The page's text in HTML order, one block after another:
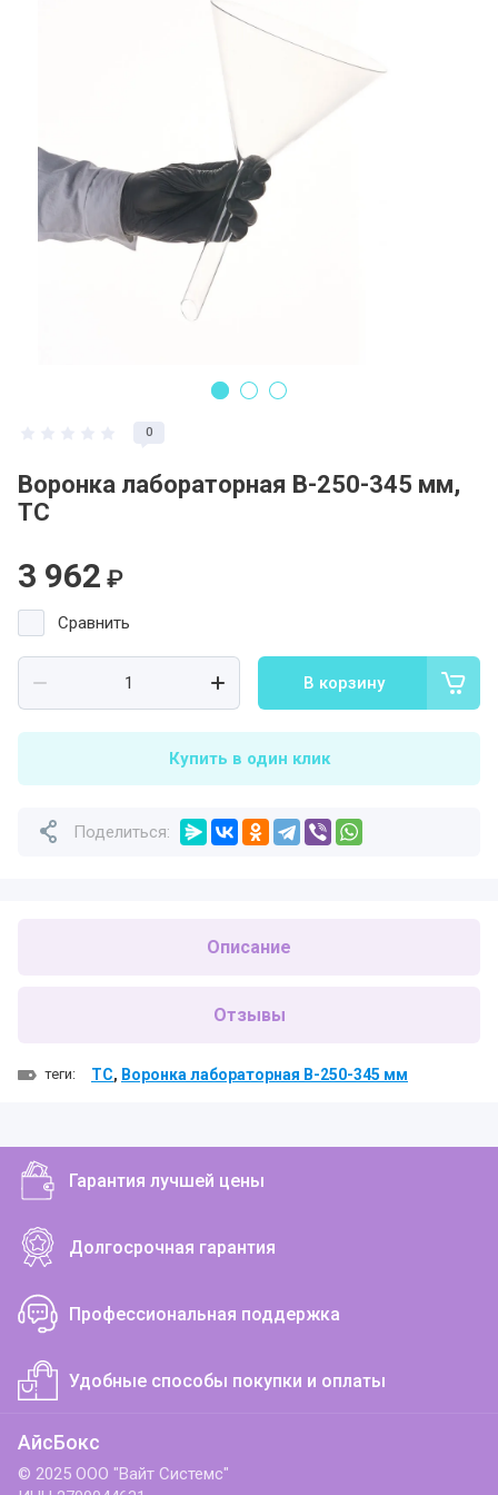
Регистрация и заказ на сайте
Полезная информация
0
Воронка лабораторная В-250-345 мм,
ТС
3 962 ₽
Сравнить
В корзину
Купить в один клик
Поделиться:
Описание
Отзывы
теги: ТС, Воронка лабораторная В-250-345 мм
Гарантия лучшей цены
Долгосрочная гарантия
Профессиональная поддержка
Удобные способы покупки и оплаты
АйсБокс
© 2025 ООО "Вайт Системс"